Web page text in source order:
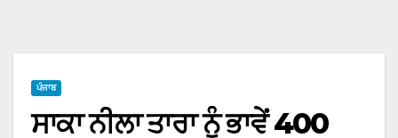
ਪੰਜਾਬ
ਸਾਕਾ ਨੀਲਾ ਤਾਰਾ ਨੂੰ ਭਾਵੇਂ 400